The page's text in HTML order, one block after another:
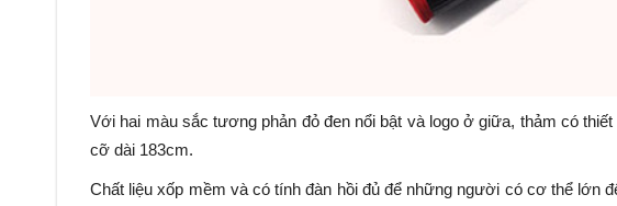
Với hai màu sắc tương phản đỏ đen nổi bật và logo ở giữa, thảm có
cỡ dài 183cm.
Chất liệu xốp mềm và có tính đàn hồi đủ để những người có cơ thể lớn